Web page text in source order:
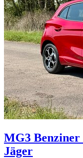
MG3 Benziner
Jäger